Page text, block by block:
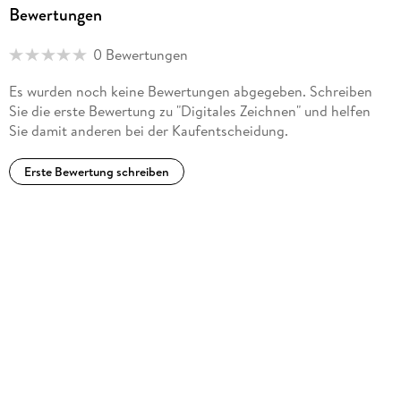
Volumen . . . 70
Licht und Schatten . . . 71
Der Illustrator und Hochschuldozent versteht es
sehr guten Bildbeispiele zu erläutern. EKZ-Informationsdienst
Bewertungen
0 Bewertungen
Es wurden noch keine Bewertungen abgegeben. Schreiben
Sie die erste Bewertung zu "Digitales Zeichnen" und helfen
Sie damit anderen bei der Kaufentscheidung.
Erste Bewertung schreiben